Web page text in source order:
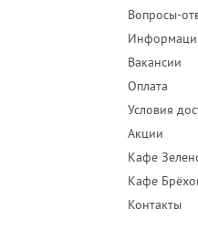
Вопросы-
Вакансии
Оплата
Условия
Акции
Кафе
Кафе
Контакты